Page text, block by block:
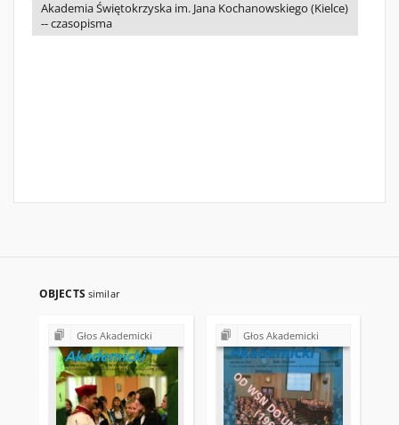
Akademia Świętokrzyska im. Jana Kochanowskiego (Kielce)
-- czasopisma
OBJECTS similar
Głos Akademicki Głos Akademicki